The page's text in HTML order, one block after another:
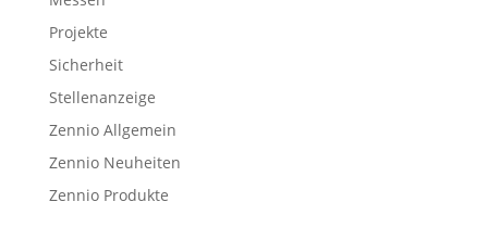
Projekte
Sicherheit
Stellenanzeige
Zennio Allgemein
Zennio Neuheiten
Zennio Produkte